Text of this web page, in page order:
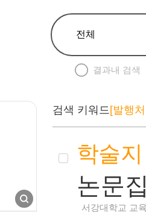
결과내 검색
검색 키워드[발행
학술지
논문
서강대학교 교